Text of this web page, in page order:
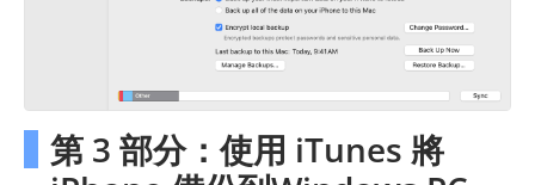
第 3 部分：使用 iTunes 將